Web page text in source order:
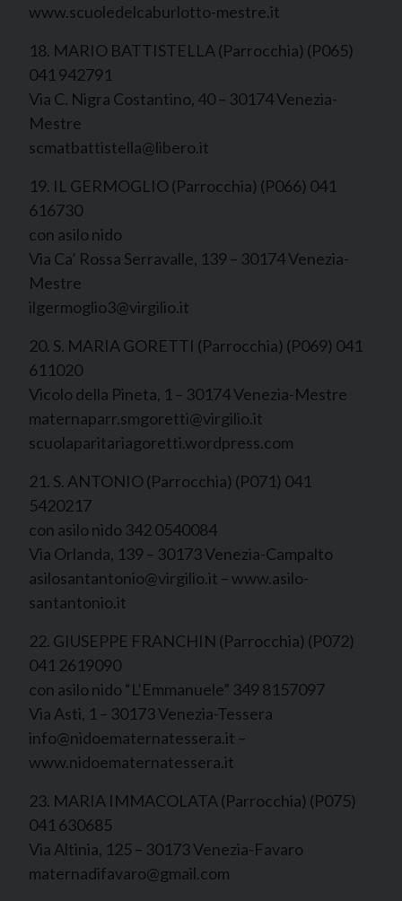
www.scuoledelcaburlotto-mestre.it
18. MARIO BATTISTELLA (Parrocchia) (P065)
041 942791
Via C. Nigra Costantino, 40 – 30174 Venezia-
Mestre
scmatbattistella@libero.it
19. IL GERMOGLIO (Parrocchia) (P066) 041
616730
con asilo nido
Via Ca’ Rossa Serravalle, 139 – 30174 Venezia-
Mestre
ilgermoglio3@virgilio.it
20. S. MARIA GORETTI (Parrocchia) (P069) 041
611020
Vicolo della Pineta, 1 – 30174 Venezia-Mestre
maternaparr.smgoretti@virgilio.it
scuolaparitariagoretti.wordpress.com
21. S. ANTONIO (Parrocchia) (P071) 041
5420217
con asilo nido 342 0540084
Via Orlanda, 139 – 30173 Venezia-Campalto
asilosantantonio@virgilio.it – www.asilo-
santantonio.it
22. GIUSEPPE FRANCHIN (Parrocchia) (P072)
041 2619090
con asilo nido “L’Emmanuele” 349 8157097
Via Asti, 1 – 30173 Venezia-Tessera
info@nidoematernatessera.it –
www.nidoematernatessera.it
23. MARIA IMMACOLATA (Parrocchia) (P075)
041 630685
Via Altinia, 125 – 30173 Venezia-Favaro
maternadifavaro@gmail.com